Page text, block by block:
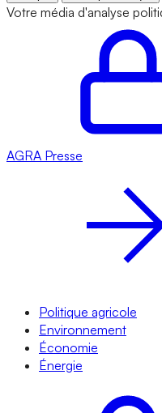
Votre média d'analyse
AGRA Presse
Politique agricole
Environnement
Économie
Énergie